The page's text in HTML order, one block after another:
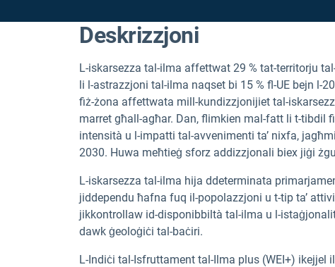
Deskrizzjoni
L-iskarsezza tal-ilma affettwat 29 % tat-territorju
li l-astrazzjoni tal-ilma naqset bi 15 % fl-UE bejn l-
fiż-żona affettwata mill-kundizzjonijiet tal-
marret għall-agħar. Dan, flimkien mal-fatt li t-tibdil
intensità u l-impatti tal-avvenimenti ta’ nixfa,
2030. Huwa meħtieġ sforz addizzjonali biex jiġi
L-iskarsezza tal-ilma hija ddeterminata
jiddependu ħafna fuq il-popolazzjoni u t-tip ta’
jikkontrollaw id-disponibbiltà tal-ilma u l-
dawk ġeoloġiċi tal-baċiri.
L-Indiċi tal-Isfruttament tal-Ilma plus (WEI+) ikejjel